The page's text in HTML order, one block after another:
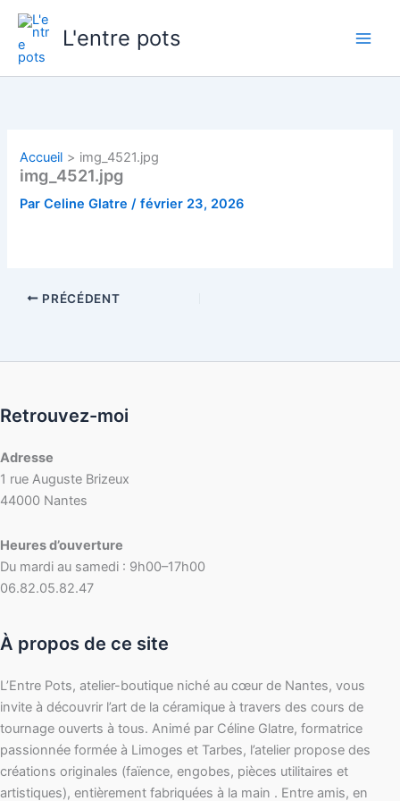
Aller
contenu
L'entre pots
Accueil img_4521.jpg
img_4521.jpg
ParCeline Glatre/février 23, 2026
PRÉCÉDENT
Retrouvez-moi
Adresse
1 rue Auguste Brizeux
44000 Nantes
Heures d’ouverture
Du mardi au samedi : 9h00–17h00
06.82.05.82.47
À propos de ce site
L’Entre Pots, atelier-boutique niché au cœur de Nantes, vous
invite à découvrir l’art de la céramique à travers des cours de
tournage ouverts à tous. Animé par Céline Glatre, formatrice
passionnée formée à Limoges et Tarbes, l’atelier propose des
créations originales (faïence, engobes, pièces utilitaires et
artistiques), entièrement fabriquées à la main . Entre amis, en